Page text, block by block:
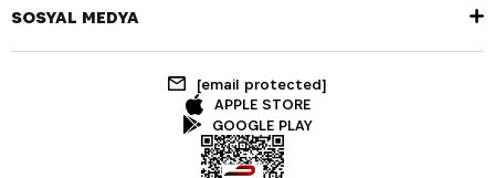
SOSYAL MEDYA
[email protected]
APPLE STORE
GOOGLE PLAY